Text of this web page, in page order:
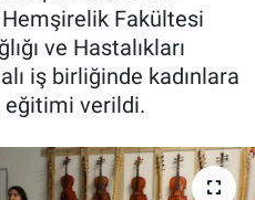
Fakültesi
ve Hastalıkları
iş birliğinde kadınlara
eğitimi verildi.